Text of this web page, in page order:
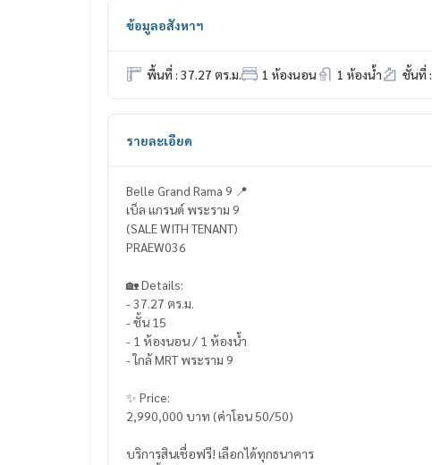
ข้อมูลอสังหาฯ
พื้นที่ : 37.27 ตร.ม. 1 ห้องนอน 1 ห้องน้ำ ชั้นที่
รายละเอียด
Belle Grand Rama 9 📍
เบ็ล แกรนด์ พระราม 9
(SALE WITH TENANT)
PRAEW036
🏡 Details:
- 37.27 ตร.ม.
- ชั้น 15
- 1 ห้องนอน / 1 ห้องน้ำ
- ใกล้ MRT พระราม 9
✨ Price:
2,990,000 บาท (ค่าโอน 50/50)
บริการสินเชื่อฟรี! เลือกได้ทุกธนาคาร